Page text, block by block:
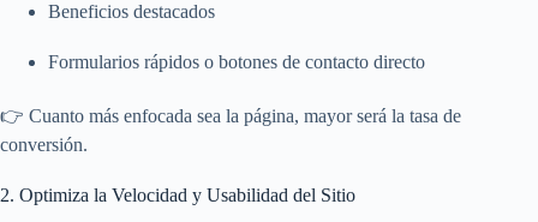
Beneficios destacados
Formularios rápidos o botones de contacto directo
👉 Cuanto más enfocada sea la página, mayor será la tasa de
conversión.
2. Optimiza la Velocidad y Usabilidad del Sitio